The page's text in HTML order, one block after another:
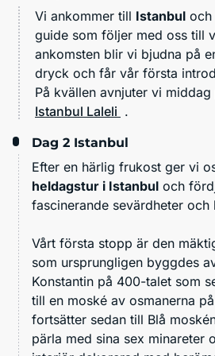
Vi ankommer till Istanbul och
guide som följer med oss till
ankomsten blir vi bjudna på
dryck och får vår första
På kvällen avnjuter vi middag
Istanbul Laleli .
Dag 2 Istanbul
Efter en härlig frukost ger vi
heldagstur i Istanbul och
fascinerande sevärdheter och
Vårt första stopp är den
som ursprungligen byggdes
Konstantin på 400-talet som
till en moské av osmanerna
fortsätter sedan till Blå
pärla med sina sex minareter